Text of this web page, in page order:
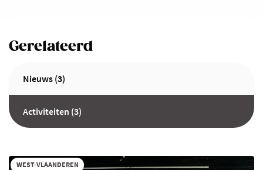
Gerelateerd
Nieuws (3)
Activiteiten (3)
WEST-VLAANDEREN